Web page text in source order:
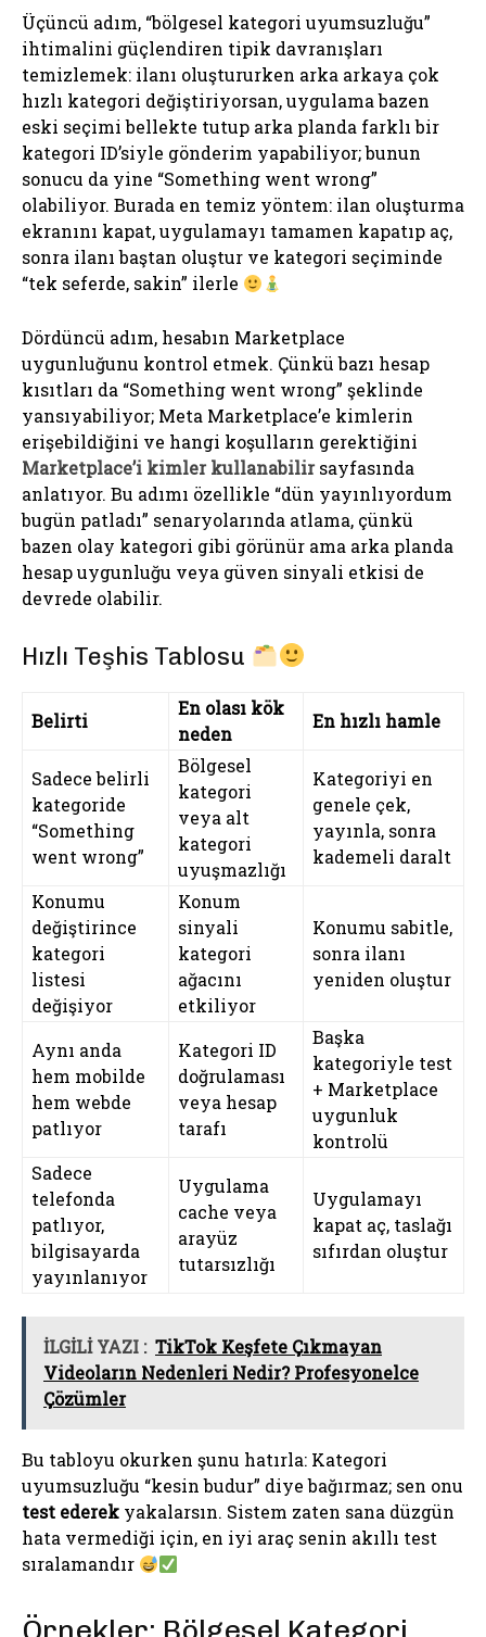
Üçüncü adım, “bölgesel kategori uyumsuzluğu”
ihtimalini güçlendiren tipik davranışları
temizlemek: ilanı oluştururken arka arkaya çok
hızlı kategori değiştiriyorsan, uygulama bazen
eski seçimi bellekte tutup arka planda farklı bir
kategori ID’siyle gönderim yapabiliyor; bunun
sonucu da yine “Something went wrong”
olabiliyor. Burada en temiz yöntem: ilan oluşturma
ekranını kapat, uygulamayı tamamen kapatıp aç,
sonra ilanı baştan oluştur ve kategori seçiminde
“tek seferde, sakin” ilerle
Dördüncü adım, hesabın Marketplace
uygunluğunu kontrol etmek. Çünkü bazı hesap
kısıtları da “Something went wrong” şeklinde
yansıyabiliyor; Meta Marketplace’e kimlerin
erişebildiğini ve hangi koşulların gerektiğini
Marketplace’i kimler kullanabilirsayfasında
anlatıyor. Bu adımı özellikle “dün yayınlıyordum
bugün patladı” senaryolarında atlama, çünkü
bazen olay kategori gibi görünür ama arka planda
hesap uygunluğu veya güven sinyali etkisi de
devrede olabilir.
Hızlı Teşhis Tablosu
Belirti
En olası kök
neden
En hızlı hamle
Sadece belirli
kategoride
“Something
went wrong”
Bölgesel
kategori
veya alt
kategori
uyuşmazlığı
Kategoriyi en
genele çek,
yayınla, sonra
kademeli daralt
Konumu
değiştirince
kategori
listesi
değişiyor
Konum
sinyali
kategori
ağacını
etkiliyor
Konumu sabitle,
sonra ilanı
yeniden oluştur
Aynı anda
hem mobilde
hem webde
patlıyor
Kategori ID
doğrulaması
veya hesap
tarafı
Başka
kategoriyle test
+ Marketplace
uygunluk
kontrolü
Sadece
telefonda
patlıyor,
bilgisayarda
yayınlanıyor
Uygulama
cache veya
arayüz
tutarsızlığı
Uygulamayı
kapat aç, taslağı
sıfırdan oluştur
İLGİLİ YAZI : TikTok Keşfete Çıkmayan
Videoların Nedenleri Nedir? Profesyonelce
Çözümler
Bu tabloyu okurken şunu hatırla: Kategori
uyumsuzluğu “kesin budur” diye bağırmaz; sen onu
test ederek yakalarsın. Sistem zaten sana düzgün
hata vermediği için, en iyi araç senin akıllı test
sıralamandır